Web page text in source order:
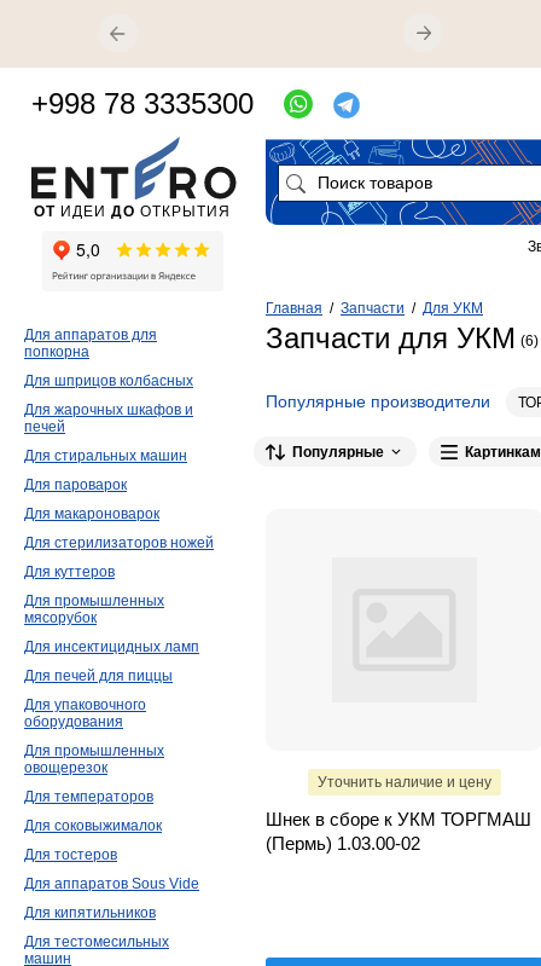
Главная / Запчасти / Для УКМ
Запчасти для УКМ (6)
Популярные производители
Популярные
Уточнить наличие и цену
Шнек в сборе к УКМ ТОРГМАШ
(Пермь) 1.03.00-02
Для аппаратов для
попкорна
Для шприцов колбасных
Для жарочных шкафов и
печей
Для стиральных машин
Для пароварок
Для макароноварок
Для стерилизаторов ножей
Для куттеров
Для промышленных
мясорубок
Для инсектицидных ламп
Для печей для пиццы
Для упаковочного
оборудования
Для промышленных
овощерезок
Для температоров
Для соковыжималок
Для тостеров
Для аппаратов Sous Vide
Для кипятильников
Для тестомесильных
машин
ОТ ИДЕИ ДО ОТКРЫТИЯ
+998 78 3335300